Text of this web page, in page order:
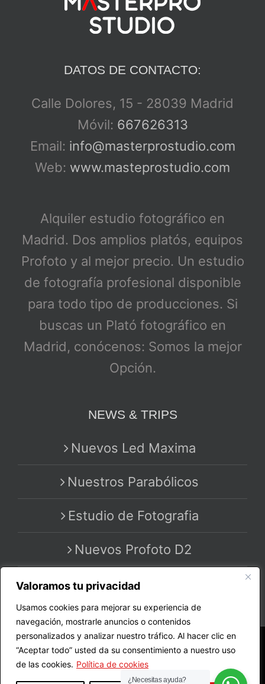
Valoramos tu privacidad
Usamos cookies para mejorar su experiencia de
navegación, mostrarle anuncios o contenidos
personalizados y analizar nuestro tráfico. Al hacer clic en
“Aceptar todo” usted da su consentimiento a nuestro uso
de las cookies. Política de cookies
DATOS DE CONTACTO:
Calle Dolores, 15 - 28039 Madrid
Móvil: 667626313
Email: info@masterprostudio.com
Web: www.masteprostudio.com
Alquiler estudio fotográfico en
Madrid. Dos amplios platós, equipos
Profoto y al mejor precio. Un estudio
de fotografía profesional disponible
para todo tipo de producciones. Si
buscas un Plató fotográfico en
Madrid, conócenos: Somos la mejor
Opción.
NEWS & TRIPS
Nuevos Led Maxima
Nuestros Parabólicos
Estudio de Fotografia
Nuevos Profoto D2
Copyright 2020 - 2025 | All Rights Reserved | by
MASTER PRO STUDIO
¿Necesitas ayuda?